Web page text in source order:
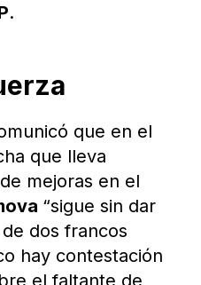
.
que en el
que lleva
mejoras en el
“sigue sin dar
dos francos
hay contestación
el faltante de